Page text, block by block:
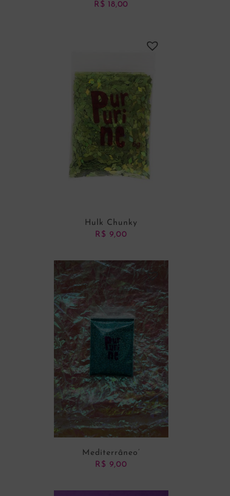
R$ 18,00
ADICIONAR AO CARRINHO
Hulk Chunky
R$ 9,00
Mediterrâneo’
R$ 9,00